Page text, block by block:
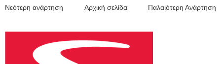
Νεότερη ανάρτηση Παλαιότερη Ανάρτηση
Αρχική σελίδα